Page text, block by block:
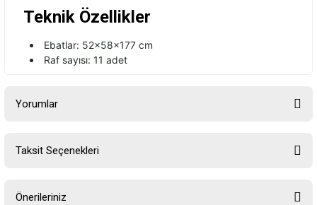
Teknik Özellikler
Ebatlar: 52x58x177 cm
Raf sayısı: 11 adet
Yorumlar
Taksit Seçenekleri
Önerileriniz